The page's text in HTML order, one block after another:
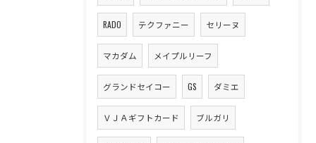
RADO テクファニー セリーヌ
マカダム メイプルリーフ
グランドセイコー GS ダミエ
ＶＪＡギフトカード ブルガリ